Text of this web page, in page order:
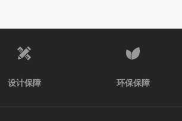
设计保障 环保保障